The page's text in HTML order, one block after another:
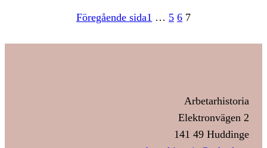
Föregående sida1 … 5 6 7
Arbetarhistoria
Elektronvägen 2
141 49 Huddinge